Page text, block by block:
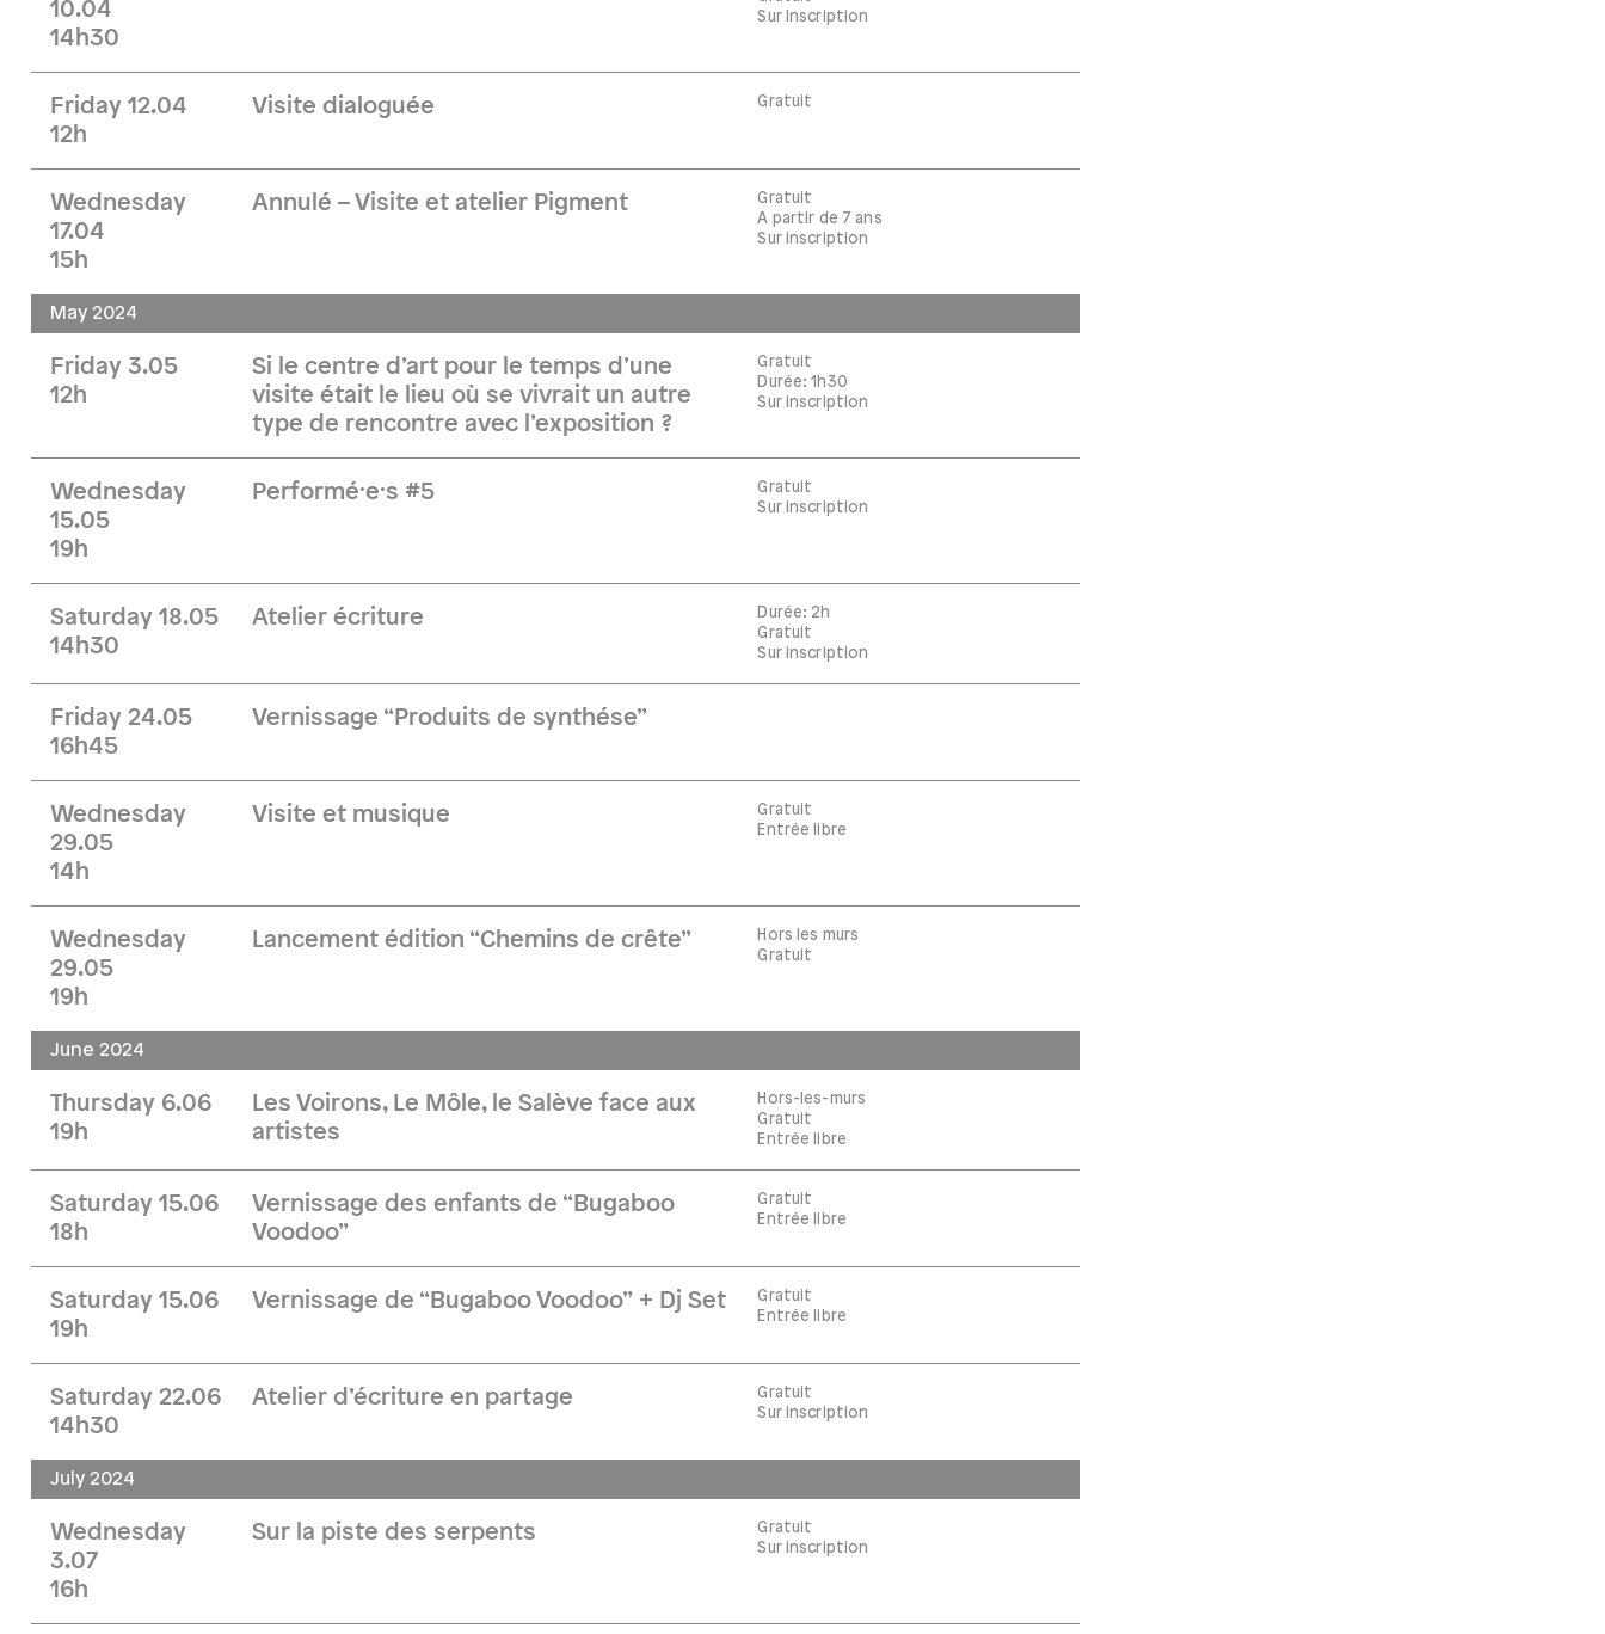
10.04
14h30
Sur Inscription
Friday 12.04
12h
Visite dialoguée Gratuit
Wednesday
17.04
15h
Annulé – Visite et atelier Pigment
Gratuit
A partir de 7 ans
Sur inscription
May 2024
Friday 3.05
12h
Si le centre d’art pour le temps d’une
visite était le lieu où se vivrait un autre
type de rencontre avec l’exposition ?
Gratuit
Durée: 1h30
Sur inscription
Wednesday
15.05
19h
Performé·e·s #5
Gratuit
Sur inscription
Saturday 18.05
14h30
Atelier écriture
Durée: 2h
Gratuit
Sur inscription
Friday 24.05
16h45
Vernissage “Produits de synthése”
Wednesday
29.05
14h
Visite et musique
Gratuit
Entrée libre
Wednesday
29.05
19h
Lancement édition “Chemins de crête”
Hors les murs
Gratuit
June 2024
Thursday 6.06
19h
Les Voirons, Le Môle, le Salève face aux
artistes
Hors-les-murs
Gratuit
Entrée libre
Saturday 15.06
18h
Vernissage des enfants de “Bugaboo
Voodoo”
Gratuit
Entrée libre
Saturday 15.06
19h
Vernissage de “Bugaboo Voodoo” + Dj Set
Gratuit
Entrée libre
Saturday 22.06
14h30
Atelier d’écriture en partage
Gratuit
Sur inscription
July 2024
Wednesday
3.07
16h
Sur la piste des serpents
Gratuit
Sur inscription